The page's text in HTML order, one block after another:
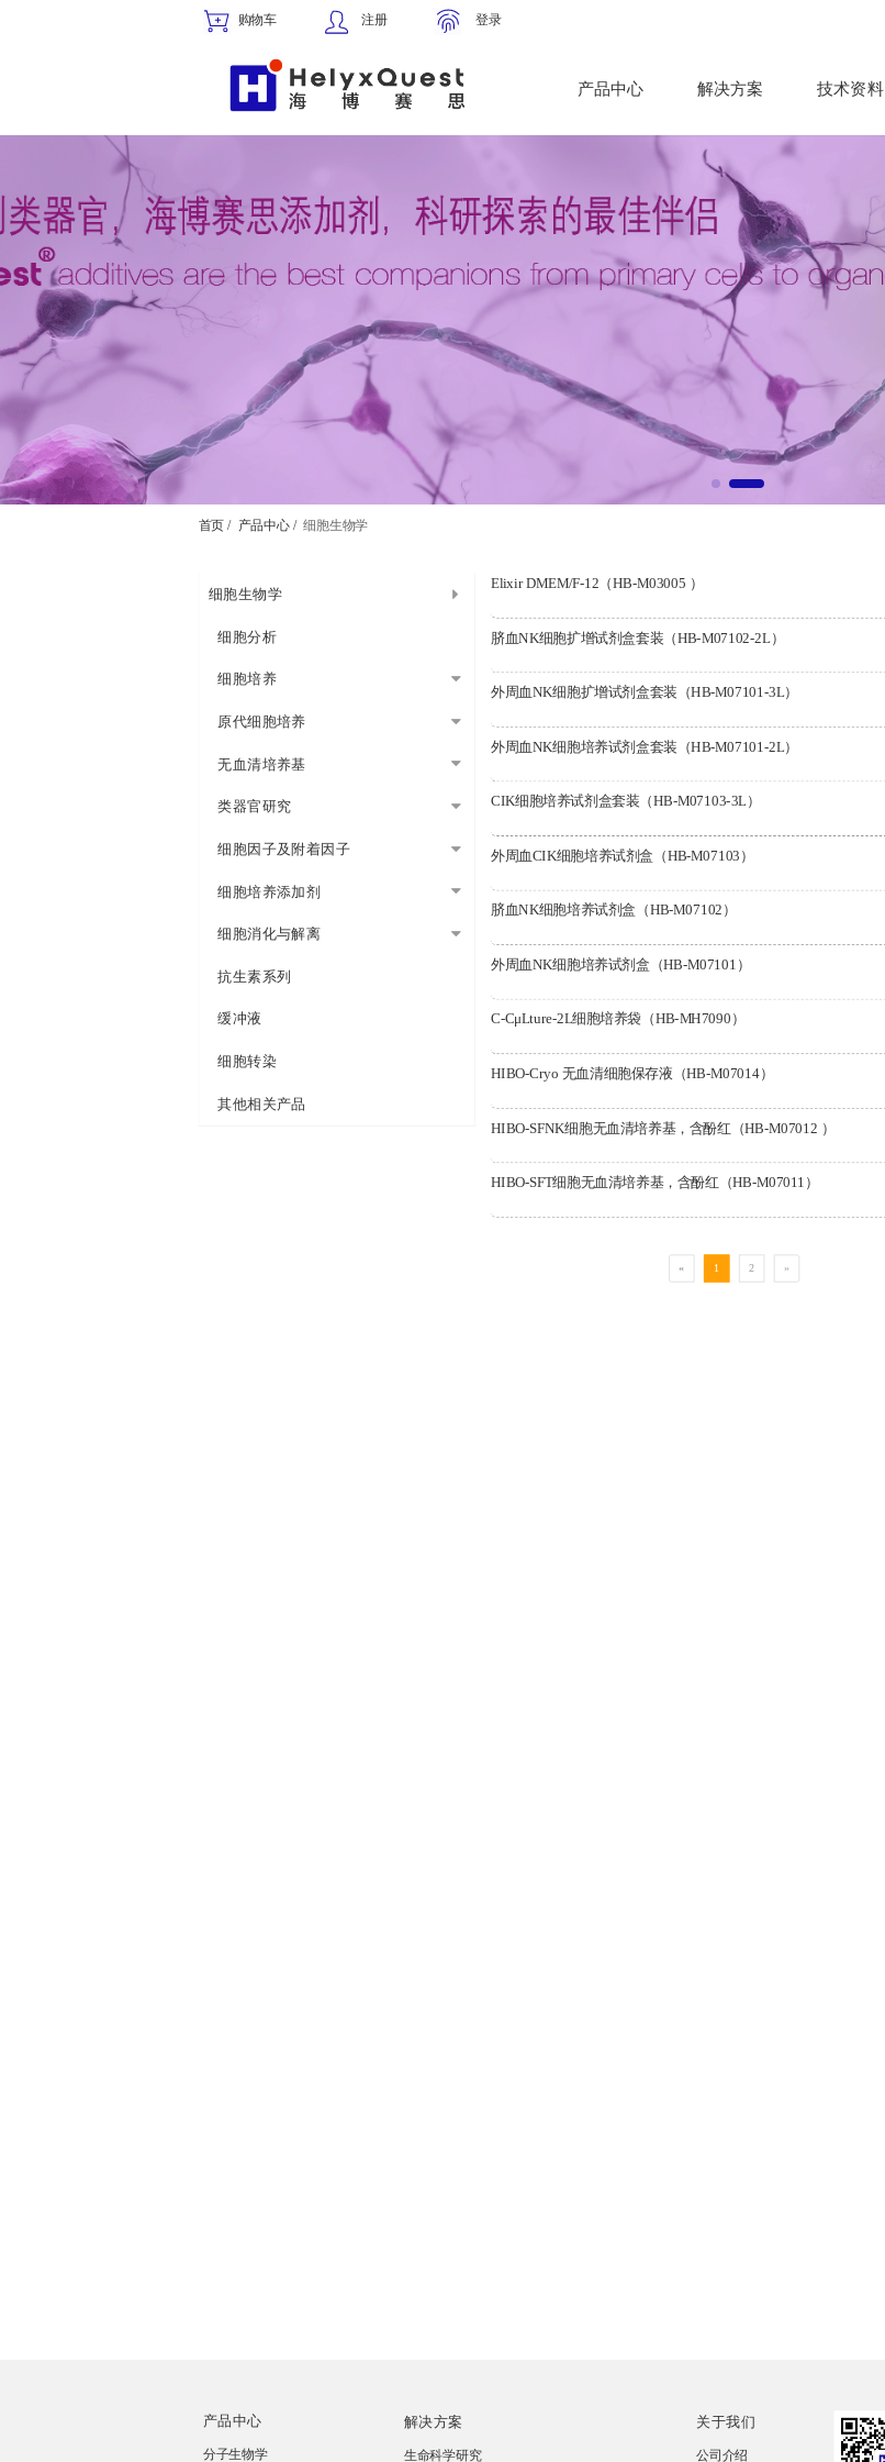
购物车 注册 登录
产品中心 解决方案 技术资料
首页 / 产品中心 / 细胞生物学
细胞生物学
细胞分析
细胞培养
原代细胞培养
无血清培养基
类器官研究
细胞因子及附着因子
细胞培养添加剂
细胞消化与解离
抗生素系列
缓冲液
细胞转染
其他相关产品
Elixir DMEM/F-12（HB-M03005 ）
脐血NK细胞扩增试剂盒套装（HB-M07102-2L）
外周血NK细胞扩增试剂盒套装（HB-M07101-3L）
外周血NK细胞培养试剂盒套装（HB-M07101-2L）
CIK细胞培养试剂盒套装（HB-M07103-3L）
外周血CIK细胞培养试剂盒（HB-M07103）
脐血NK细胞培养试剂盒（HB-M07102）
外周血NK细胞培养试剂盒（HB-M07101）
C-CμLture-2L细胞培养袋（HB-MH7090）
HIBO-Cryo 无血清细胞保存液（HB-M07014）
HIBO-SFNK细胞无血清培养基，含酚红（HB-M07012 ）
HIBO-SFT细胞无血清培养基，含酚红（HB-M07011）
« 1 2 »
产品中心
分子生物学
解决方案
生命科学研究
关于我们
公司介绍